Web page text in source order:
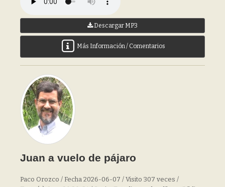
Descargar MP3
Más Información / Comentarios
Juan a vuelo de pájaro
Paco Orozco / Fecha 2026-06-07 / Visito 307 veces /